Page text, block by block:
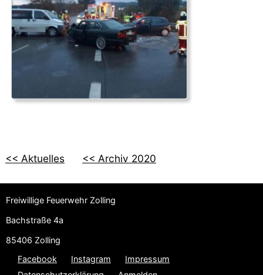
<< Aktuelles << Archiv 2020
Freiwillige Feuerwehr Zolling
Bachstraße 4a
85406 Zolling
Facebook
Instagram
Impressum